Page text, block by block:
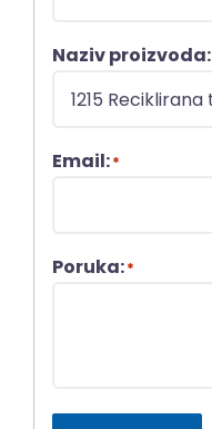
Naziv proizvoda:
Email:*
Poruka:*